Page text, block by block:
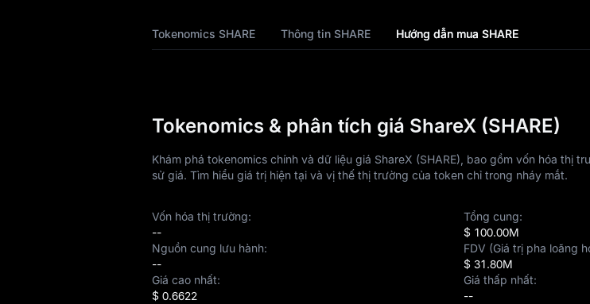
Tokenomics SHARE Thông tin SHARE Hướng dẫn mua SHARE
Tokenomics & phân tích giá ShareX (SHARE)
Khám phá tokenomics chính và dữ liệu giá ShareX (SHARE), bao gồm vốn hóa thị
sử giá. Tìm hiểu giá trị hiện tại và vị thế thị trường của token chỉ trong nháy mắt.
Vốn hóa thị trường:
--
Tổng cung:
$ 100.00M
Nguồn cung lưu hành:
--
FDV (Giá trị pha loãng
$ 31.80M
Giá cao nhất:
$ 0.6622
Giá thấp nhất:
--